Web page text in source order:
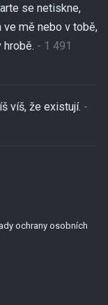
se netiskne,
mě nebo v tobě,
- 1 491
víš, že existují. -
ochrany osobních